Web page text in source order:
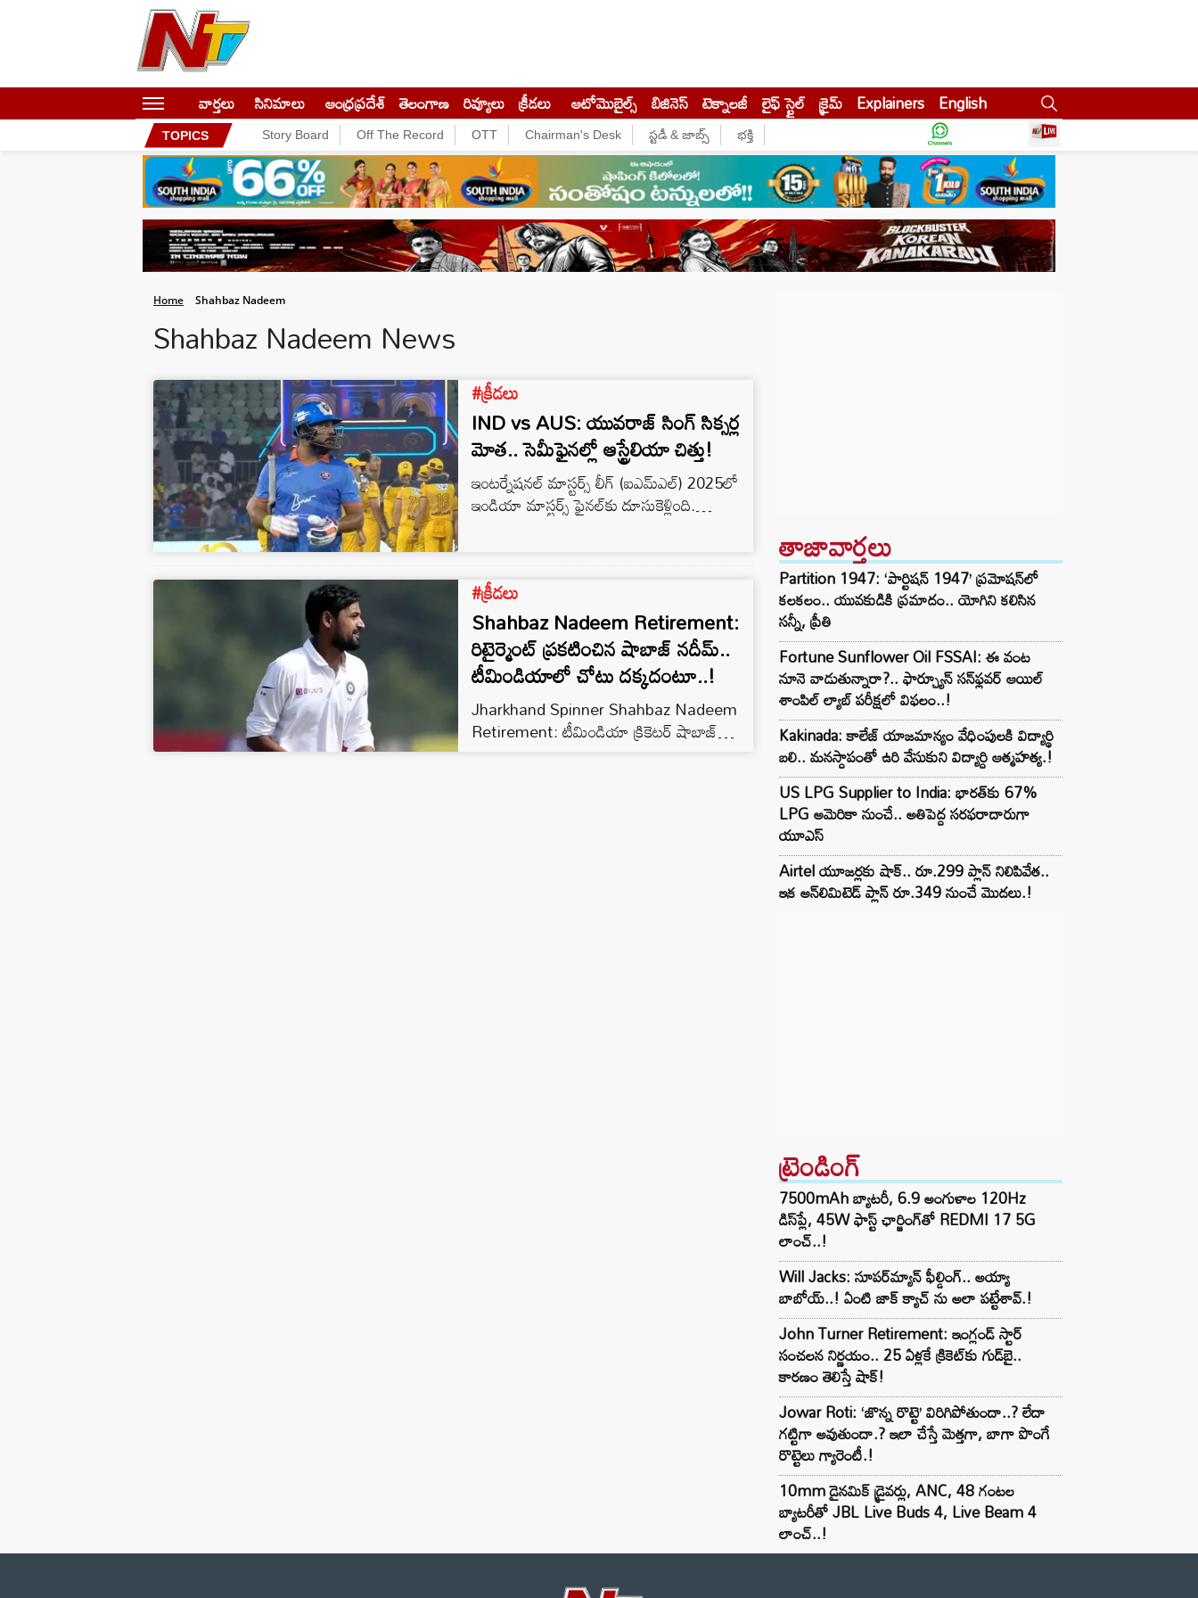
వార్తలు సినిమాలు ఆంధ్రప్రదేశ్ తెలంగాణ రివ్యూలు క్రీడలు ఆటోమొబైల్స్ బిజినెస్‌ టెక్నాలజీ లైఫ్ స్టైల్ క్రైమ్ Explainers English
TOPICS Story Board Off The Record OTT Chairman's Desk స్టడీ & జాబ్స్ భక్తి
Home Shahbaz Nadeem
Shahbaz Nadeem News
#క్రీడలు
IND vs AUS: యువరాజ్‌ సింగ్‌ సిక్సర్ల
మోత.. సెమీఫైనల్లో ఆస్ట్రేలియా చిత్తు!
ఇంటర్నేషనల్‌ మాస్టర్స్‌ లీగ్‌ (ఐఎమ్‌ఎల్) 2025లో
ఇండియా మాస్టర్స్‌ ఫైనల్‌కు దూసుకెళ్లింది.
గురువారం రాయపూర్‌ వేదికగా ఆస్ట్రేలియా
పరుగుల ఛేదనలో ఆసీస్‌ 18.1 ఓవర్లలో 126
పరుగులకే ఆలౌట్ అయింది. ఇండియా తరఫున
యువరాజ్‌ సింగ్‌ (59; 30 బంతుల్లో 1×4, 7×6)
సిక్సర్ల మోత మోగించగా.. షాబాజ్‌ నదీమ్‌ (4/15)
బంతితో మాయ చేశాడు. అద్భుతంగా బౌలింగ్ చేసిన
షాబాజ్‌కు…
#క్రీడలు
Shahbaz Nadeem Retirement:
రిటైర్మెంట్‌ ‍ప్రకటించిన షాబాజ్‌ నదీమ్‌..
టీమిండియాలో చోటు దక్కదంటూ..!
Jharkhand Spinner Shahbaz Nadeem
Retirement: టీమిండియా క్రికెటర్‌ షాబాజ్‌
తాజావార్తలు
Partition 1947: ‘పార్టిషన్ 1947’ ప్రమోషన్‌లో
కలకలం.. యువకుడికి ప్రమాదం.. యోగిని కలిసిన
సన్నీ, ప్రీతి
Fortune Sunflower Oil FSSAI: ఈ వంట
నూనె వాడుతున్నారా?.. ఫార్చ్యూన్ సన్‌ఫ్లవర్ ఆయిల్
శాంపిల్ ల్యాబ్ పరీక్షలో విఫలం..!
Kakinada: కాలేజ్ యాజమాన్యం వేధింపులకి విద్యార్థి
బలి.. మనస్దాపంతో ఉరి వేసుకుని విద్యార్ది ఆత్మహత్య.!
US LPG Supplier to India: భారత్‌కు 67%
LPG అమెరికా నుంచే.. అతిపెద్ద సరఫరాదారుగా
యూఎస్
Airtel యూజర్లకు షాక్.. రూ.299 ప్లాన్ నిలిపివేత..
ఇక అన్‌లిమిటెడ్ ప్లాన్ రూ.349 నుంచే మొదలు.!
ట్రెండింగ్‌
7500mAh బ్యాటరీ, 6.9 అంగుళాల 120Hz
డిస్‌ప్లే, 45W ఫాస్ట్ ఛార్జింగ్‌తో REDMI 17 5G
లాంచ్..!
Will Jacks: సూపర్‌మ్యాన్ ఫీల్డింగ్.. అయ్యా
బాబోయ్..! ఏంటి జాక్ క్యాచ్ ను అలా పట్టేశావ్.!
John Turner Retirement: ఇంగ్లండ్ స్టార్
సంచలన నిర్ణయం.. 25 ఏళ్లకే క్రికెట్‌కు గుడ్‌బై..
కారణం తెలిస్తే షాక్!
Jowar Roti: ‘జొన్న రొట్టె’ విరిగిపోతుందా..? లేదా
గట్టిగా అవుతుందా.? ఇలా చేస్తే మెత్తగా, బాగా పొంగే
రొట్టెలు గ్యారెంటీ.!
10mm డైనమిక్ డ్రైవర్లు, ANC, 48 గంటల
బ్యాటరీతో JBL Live Buds 4, Live Beam 4
లాంచ్..!